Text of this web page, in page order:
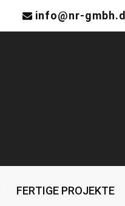
info@nr-
FERTIGE PROJEKTE